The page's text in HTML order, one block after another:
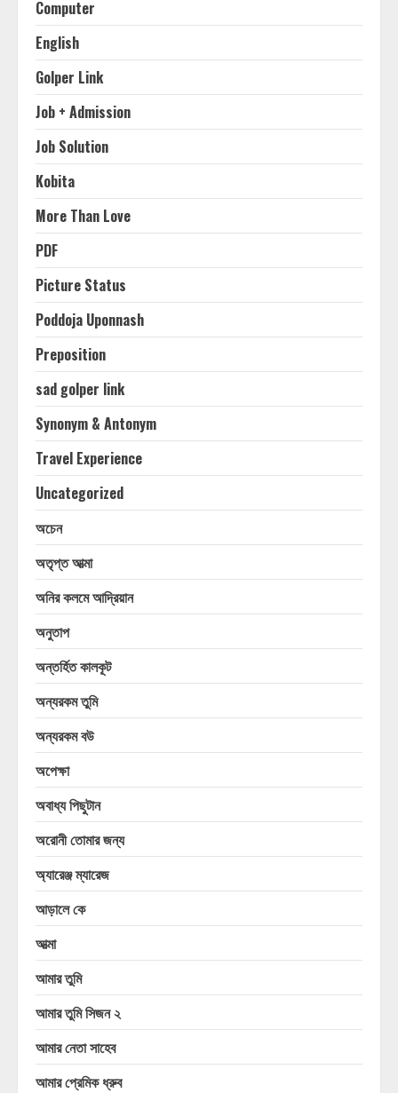
Computer
English
Golper Link
Job + Admission
Job Solution
Kobita
More Than Love
PDF
Picture Status
Poddoja Uponnash
Preposition
sad golper link
Synonym & Antonym
Travel Experience
Uncategorized
অচেন
অতৃপ্ত আত্মা
অনির কলমে আদ্রিয়ান
অনুতাপ
অন্তর্হিত কালকূট
অন্যরকম তুমি
অন্যরকম বউ
অপেক্ষা
অবাধ্য পিছুটান
অরোনী তোমার জন্য
অ্যারেঞ্জ ম্যারেজ
আড়ালে কে
আত্মা
আমার তুমি
আমার তুমি সিজন ২
আমার নেতা সাহেব
আমার প্রেমিক ধ্রুব